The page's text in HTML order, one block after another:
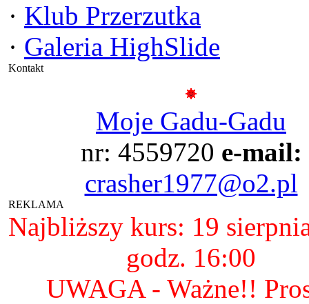
· Klub Przerzutka
· Galeria HighSlide
Kontakt
Moje Gadu-Gadu
nr: 4559720 e-mail:
crasher1977@o2.pl
REKLAMA
Najbliższy kurs: 19
godz. 16:00
UWAGA - Ważne!!